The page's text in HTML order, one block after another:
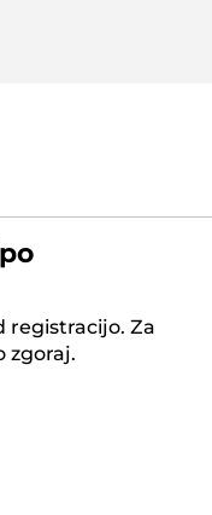
registracijo. Za
zgoraj.